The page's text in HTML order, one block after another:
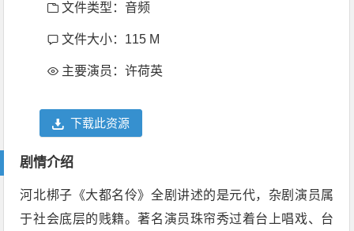
文件类型：音频
文件大小：115 M
主要演员：许荷英
下载此资源
剧情介绍
河北梆子《大都名伶》全剧讲述的是元代，杂剧演员属
于社会底层的贱籍。著名演员珠帘秀过着台上唱戏、台